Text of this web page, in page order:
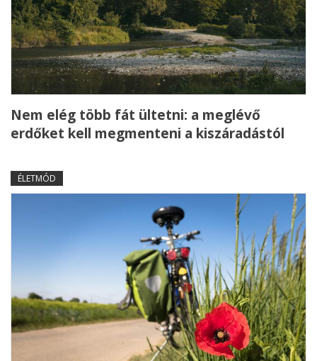
Nem elég több fát ültetni: a meglévő
erdőket kell megmenteni a kiszáradástól
ÉLETMÓD